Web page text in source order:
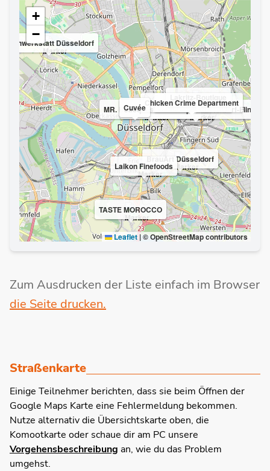
MR. BENS Café Düsseldorf
Jacques' Wein-Depot Düsseldorf-Flingern
La bottega del gusto
TASTE MOROCCO
BrauArt Düsseldorf
Laikon Finefoods
Kochwerkstatt Düsseldorf
Chicken Crime Department
Cuvée
+
−
Leaflet |© OpenStreetMap contributors
Zum Ausdrucken der Liste einfach im Browser
die Seite drucken.
Straßenkarte
Einige Teilnehmer berichten, dass sie beim Öffnen der
Google Maps Karte eine Fehlermeldung bekommen.
Nutze alternativ die Übersichtskarte oben, die
Komootkarte oder schaue dir am PC unsere
Vorgehensbeschreibung an, wie du das Problem
umgehst.